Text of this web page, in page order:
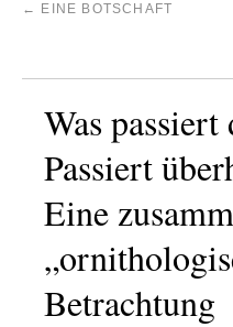
← EINE BOTSCHAFT
Was
Passiert
Eine
Betrachtung